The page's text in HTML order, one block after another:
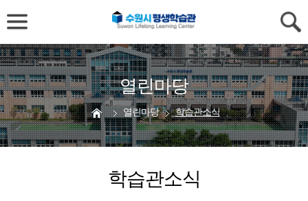
열린마당
열린마당 학습관소식
학습관소식